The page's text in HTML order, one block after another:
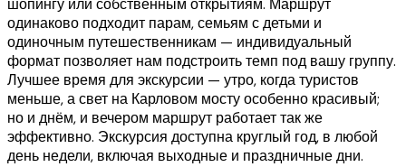
шопингу или собственным открытиям. Маршрут
одинаково подходит парам, семьям с детьми и
одиночным путешественникам — индивидуальный
формат позволяет нам подстроить темп под вашу группу.
Лучшее время для экскурсии — утро, когда туристов
меньше, а свет на Карловом мосту особенно красивый;
но и днём, и вечером маршрут работает так же
эффективно. Экскурсия доступна круглый год, в любой
день недели, включая выходные и праздничные дни.